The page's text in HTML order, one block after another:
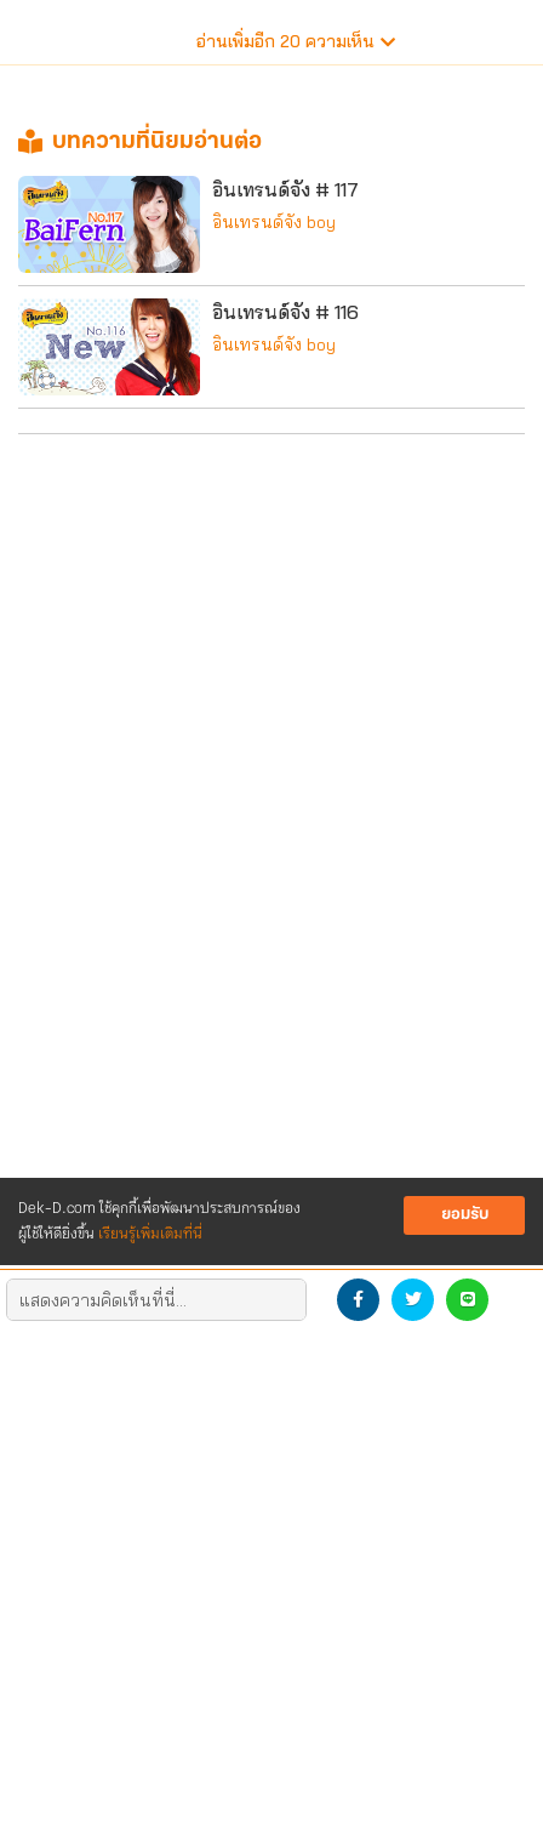
Dek-D.com ใช้คุกกี้เพื่อพัฒนาประสบการณ์ของ
ผู้ใช้ให้ดียิ่งขึ้น เรียนรู้เพิ่มเติมที่นี่
ยอมรับ
อ่านเพิ่มอีก 20 ความเห็น
บทความที่นิยมอ่านต่อ
อินเทรนด์จัง # 117
อินเทรนด์จัง boy
อินเทรนด์จัง # 116
อินเทรนด์จัง boy